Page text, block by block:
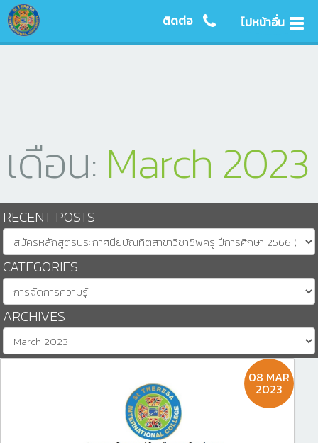
ไปหน้าอื่น
ติดต่อ
เดือน: March 2023
RECENT POSTS
CATEGORIES
ARCHIVES
08 MAR
2023